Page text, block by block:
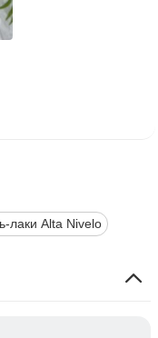
лаки Alta Nivelo